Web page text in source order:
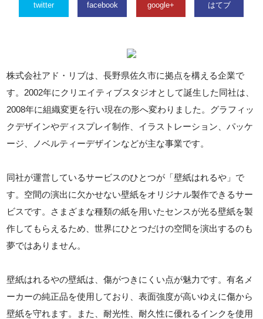
twitter facebook google+ はてブ
株式会社アド・リブは、長野県佐久市に拠点を構える企業で
す。2002年にクリエイティブスタジオとして誕生した同社は、
2008年に組織変更を行い現在の形へ変わりました。グラフィッ
クデザインやディスプレイ制作、イラストレーション、パッケ
ージ、ノベルティーデザインなどが主な事業です。
同社が運営しているサービスのひとつが「壁紙はれるや」で
す。空間の演出に欠かせない壁紙をオリジナル製作できるサー
ビスです。さまざまな種類の紙を用いたセンスが光る壁紙を製
作してもらえるため、世界にひとつだけの空間を演出するのも
夢ではありません。
壁紙はれるやの壁紙は、傷がつきにくい点が魅力です。有名メ
ーカーの純正品を使用しており、表面強度が高いゆえに傷から
壁紙を守れます。また、耐光性、耐久性に優れるインクを使用